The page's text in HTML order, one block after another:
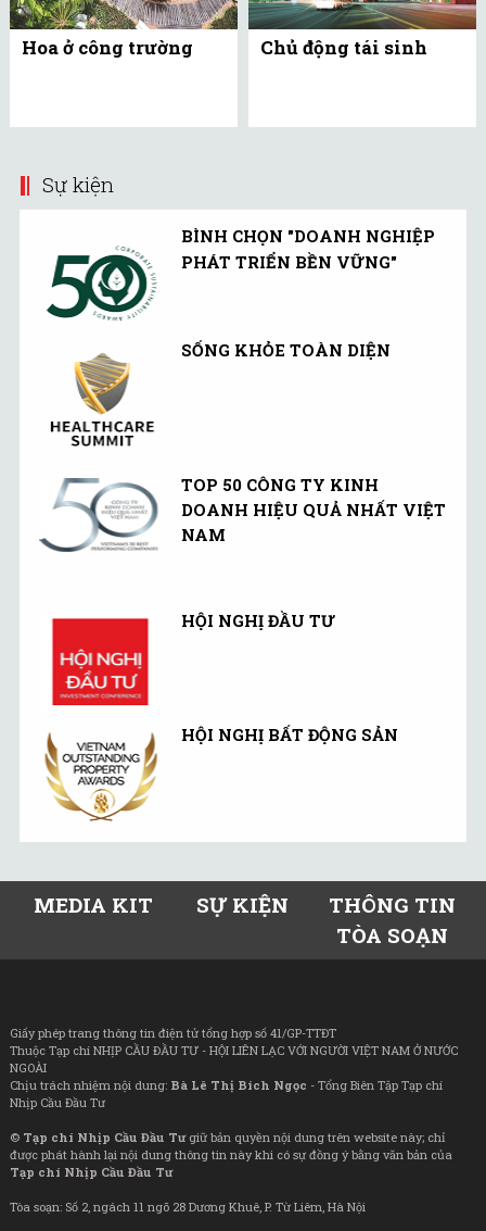
Hoa ở công trường Chủ động tái sinh
Sự kiện
BÌNH CHỌN "DOANH NGHIỆP
PHÁT TRIỂN BỀN VỮNG"
SỐNG KHỎE TOÀN DIỆN
TOP 50 CÔNG TY KINH
DOANH HIỆU QUẢ NHẤT VIỆT
NAM
HỘI NGHỊ ĐẦU TƯ
HỘI NGHỊ BẤT ĐỘNG SẢN
MEDIA KIT SỰ KIỆN
THÔNG TIN
TÒA SOẠN
Giấy phép trang thông tin điện tử tổng hợp số 41/GP-TTĐT
Thuộc Tạp chí NHỊP CẦU ĐẦU TƯ - HỘI LIÊN LẠC VỚI NGƯỜI VIỆT NAM Ở NƯỚC
NGOÀI
Chịu trách nhiệm nội dung: Bà Lê Thị Bích Ngọc - Tổng Biên Tập Tạp chí
Nhịp Cầu Đầu Tư
© Tạp chí Nhịp Cầu Đầu Tưgiữ bản quyền nội dung trên website này; chỉ
được phát hành lại nội dung thông tin này khi có sự đồng ý bằng văn bản của
Tạp chí Nhịp Cầu Đầu Tư
Tòa soạn: Số 2, ngách 11 ngõ 28 Dương Khuê, P. Từ Liêm, Hà Nội